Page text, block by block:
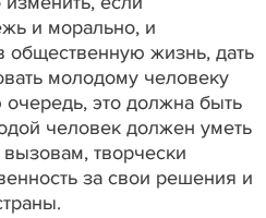
и морально, и
общественную жизнь, дать
молодому человеку
это должна быть
человек должен уметь
творчески
за свои решения и